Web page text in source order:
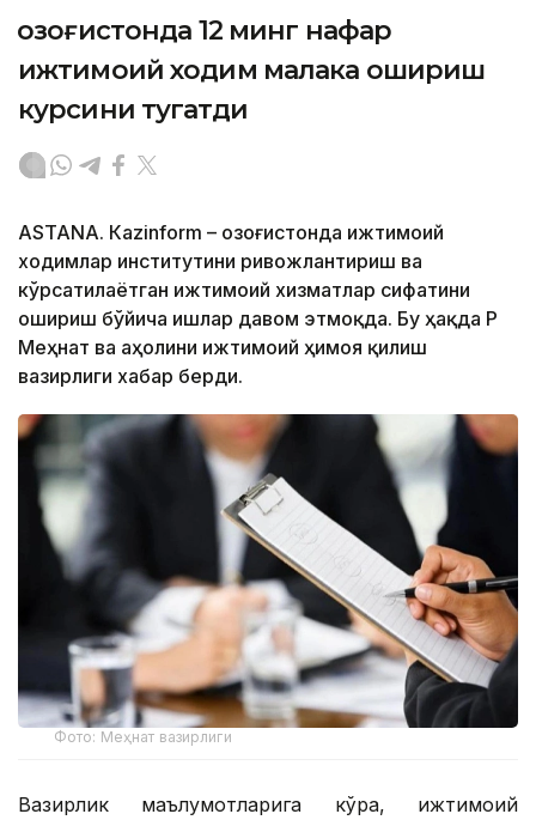
Қозоғистонда 12 минг нафар
ижтимоий ходим малака ошириш
курсини тугатди
ASTANА. Кazinform – Қозоғистонда ижтимоий
ходимлар институтини ривожлантириш ва
кўрсатилаётган ижтимоий хизматлар сифатини
ошириш бўйича ишлар давом этмоқда. Бу ҳақда ҚР
Меҳнат ва аҳолини ижтимоий ҳимоя қилиш
вазирлиги хабар берди.
Фото: Меҳнат вазирлиги
Вазирлик маълумотларига кўра, ижтимоий